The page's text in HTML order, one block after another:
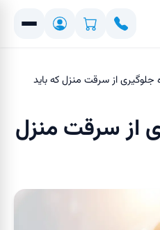
راه جلوگیری از سرقت منزل که باید
از سرقت منزل